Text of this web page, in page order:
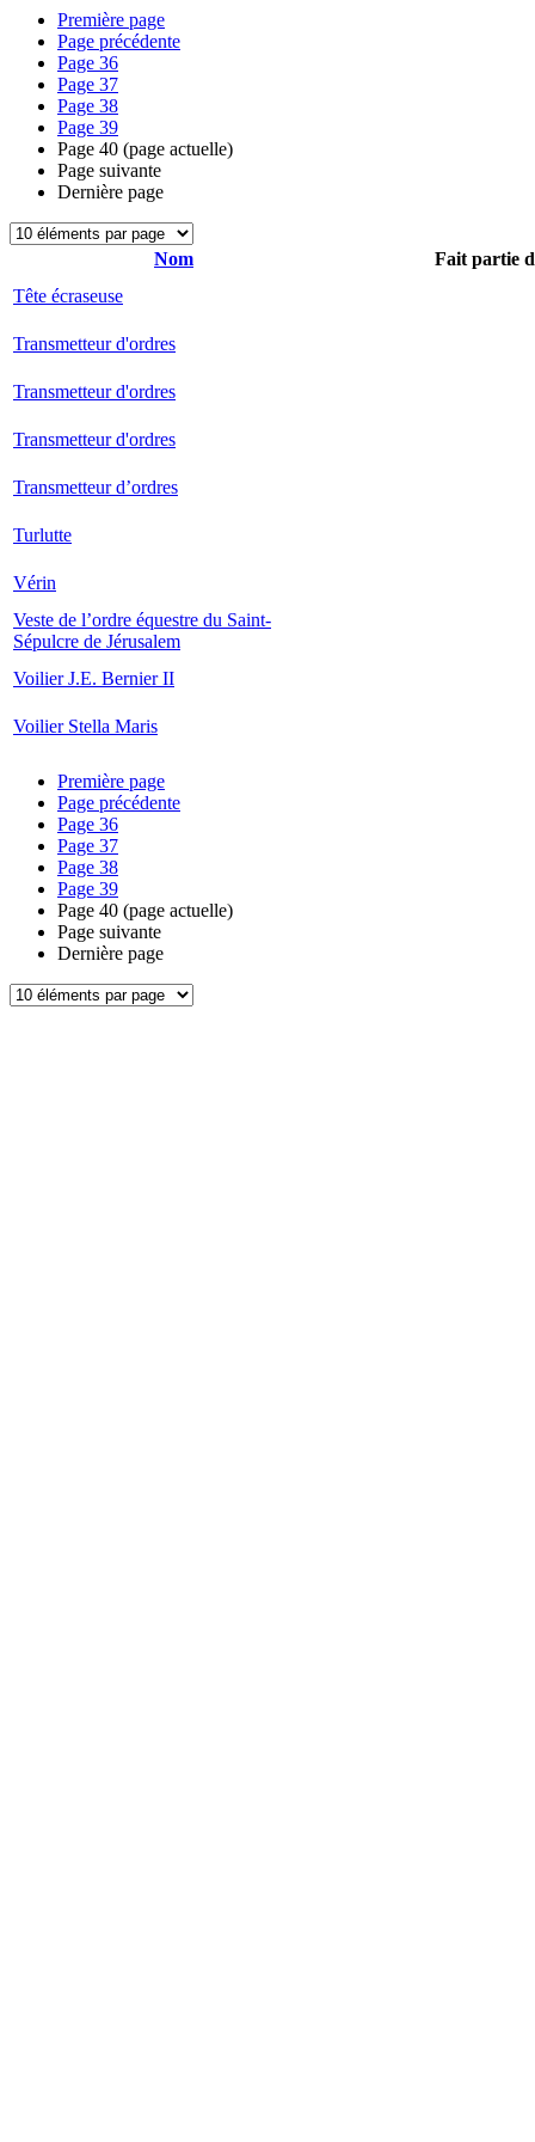
Première page
Page précédente
Page 36
Page 37
Page 38
Page 39
Page 40 (page actuelle)
Page suivante
Dernière page
Nom
Fait partie
Tête écraseuse
Transmetteur d'ordres
Transmetteur d'ordres
Transmetteur d'ordres
Transmetteur d’ordres
Turlutte
Vérin
Veste de l’ordre équestre du Saint-
Sépulcre de Jérusalem
Voilier J.E. Bernier II
Voilier Stella Maris
Première page
Page précédente
Page 36
Page 37
Page 38
Page 39
Page 40 (page actuelle)
Page suivante
Dernière page